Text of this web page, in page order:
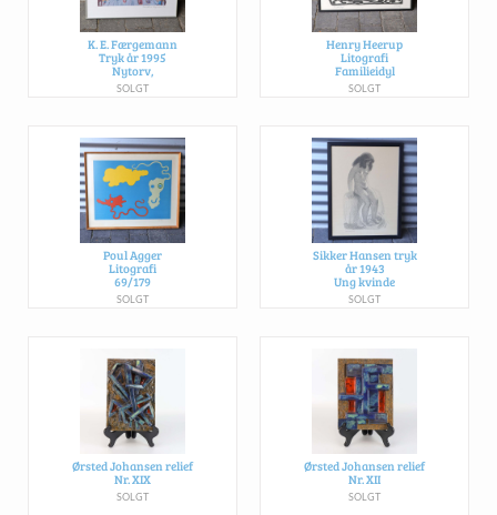
K. E. Færgemann
Tryk år 1995
Nytorv,
SOLGT
Henry Heerup
Litografi
Familieidyl
SOLGT
Poul Agger
Litografi
69/179
SOLGT
Sikker Hansen tryk
år 1943
Ung kvinde
SOLGT
Ørsted Johansen relief
Nr. XIX
SOLGT
Ørsted Johansen relief
Nr. XII
SOLGT